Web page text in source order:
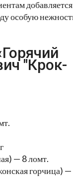
добавляется
особую
"Крок-
— 8 ломт.
горчица)